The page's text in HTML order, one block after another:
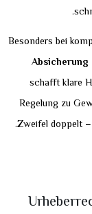
Besonders bei
Absicherung
schafft klare
Regelung zu
Zweifel doppelt